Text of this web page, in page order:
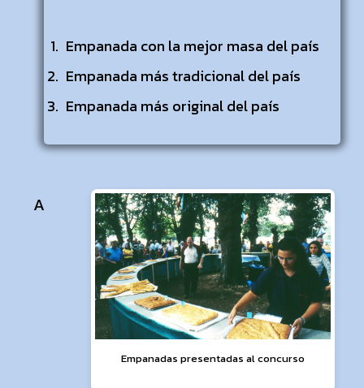
Empanada con la mejor masa del país
Empanada más tradicional del país
Empanada más original del país
Empanadas presentadas al concurso
A